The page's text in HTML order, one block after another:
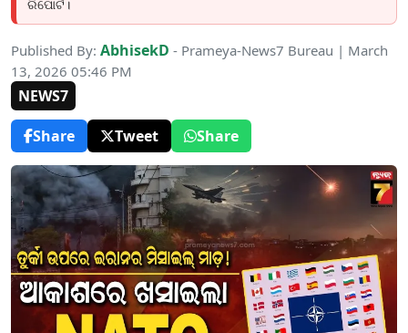
ରିପୋର୍ଟ।
Published By: AbhisekD - Prameya-News7 Bureau | March
13, 2026 05:46 PM
NEWS7
Share
Tweet Share